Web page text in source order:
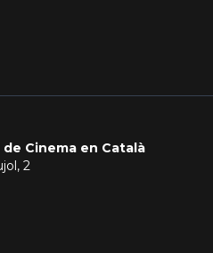
Cinema en Català
2